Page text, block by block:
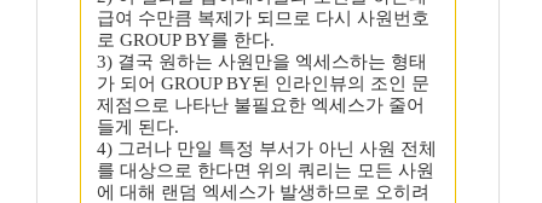
급여 수만큼 복제가 되므로 다시 사원번호
로 GROUP BY를 한다.
3) 결국 원하는 사원만을 엑세스하는 형태
가 되어 GROUP BY된 인라인뷰의 조인 문
제점으로 나타난 불필요한 엑세스가 줄어
들게 된다.
4) 그러나 만일 특정 부서가 아닌 사원 전체
를 대상으로 한다면 위의 쿼리는 모든 사원
에 대해 랜덤 엑세스가 발생하므로 오히려